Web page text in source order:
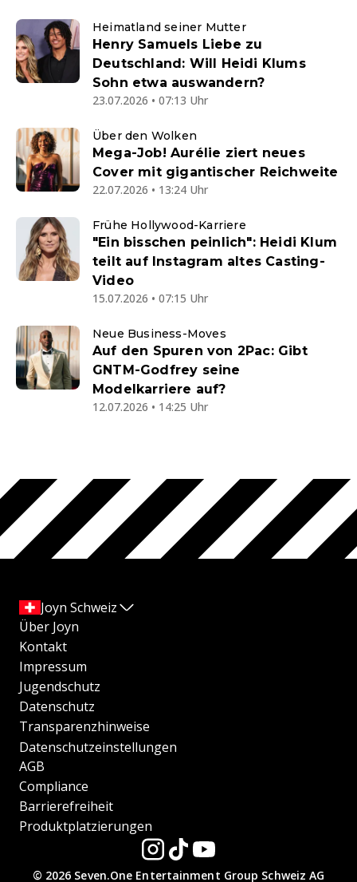
Heimatland seiner Mutter
Henry Samuels Liebe zu
Deutschland: Will Heidi Klums
Sohn etwa auswandern?
23.07.2026 • 07:13 Uhr
Über den Wolken
Mega-Job! Aurélie ziert neues
Cover mit gigantischer Reichweite
22.07.2026 • 13:24 Uhr
Frühe Hollywood-Karriere
"Ein bisschen peinlich": Heidi Klum
teilt auf Instagram altes Casting-
Video
15.07.2026 • 07:15 Uhr
Neue Business-Moves
Auf den Spuren von 2Pac: Gibt
GNTM-Godfrey seine
Modelkarriere auf?
12.07.2026 • 14:25 Uhr
Joyn Schweiz
Über Joyn
Kontakt
Impressum
Jugendschutz
Datenschutz
Transparenzhinweise
Datenschutzeinstellungen
AGB
Compliance
Barrierefreiheit
Produktplatzierungen
© 2026 Seven.One Entertainment Group Schweiz AG